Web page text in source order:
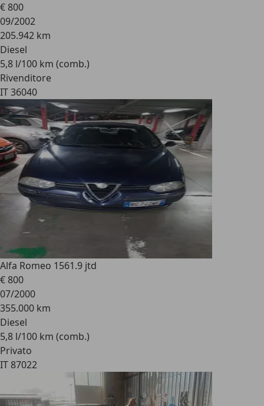
€ 800
09/2002
205.942 km
Diesel
5,8 l/100 km (comb.)
Rivenditore
IT 36040
Alfa Romeo 1561.9 jtd
€ 800
07/2000
355.000 km
Diesel
5,8 l/100 km (comb.)
Privato
IT 87022